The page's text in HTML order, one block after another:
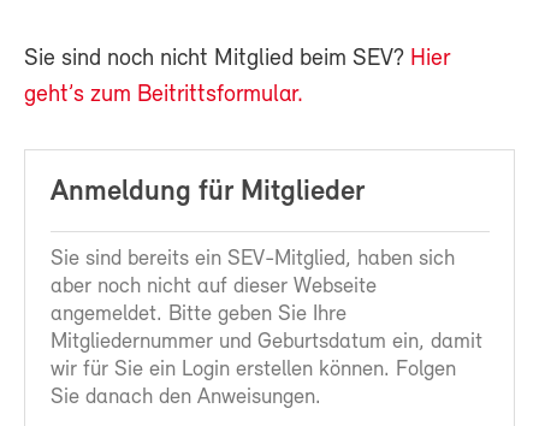
Sie sind noch nicht Mitglied beim SEV? Hier
geht’s zum Beitrittsformular.
Anmeldung für Mitglieder
Sie sind bereits ein SEV-Mitglied, haben sich
aber noch nicht auf dieser Webseite
angemeldet. Bitte geben Sie Ihre
Mitgliedernummer und Geburtsdatum ein, damit
wir für Sie ein Login erstellen können. Folgen
Sie danach den Anweisungen.